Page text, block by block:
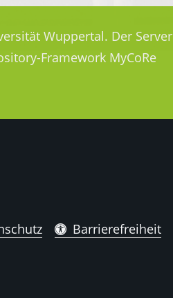
Wuppertal. Der Server
Framework MyCoRe
Barrierefreiheit